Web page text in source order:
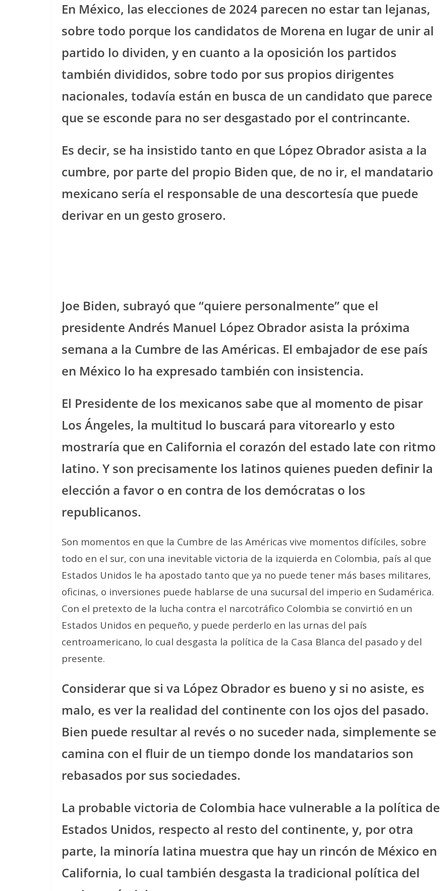
En México, las elecciones de 2024 parecen no estar tan lejanas,
sobre todo porque los candidatos de Morena en lugar de unir al
partido lo dividen, y en cuanto a la oposición los partidos
también divididos, sobre todo por sus propios dirigentes
nacionales, todavía están en busca de un candidato que parece
que se esconde para no ser desgastado por el contrincante.
Es decir, se ha insistido tanto en que López Obrador asista a la
cumbre, por parte del propio Biden que, de no ir, el mandatario
mexicano sería el responsable de una descortesía que puede
derivar en un gesto grosero.
Joe Biden, subrayó que “quiere personalmente” que el
presidente Andrés Manuel López Obrador asista la próxima
semana a la Cumbre de las Américas. El embajador de ese país
en México lo ha expresado también con insistencia.
El Presidente de los mexicanos sabe que al momento de pisar
Los Ángeles, la multitud lo buscará para vitorearlo y esto
mostraría que en California el corazón del estado late con ritmo
latino. Y son precisamente los latinos quienes pueden definir la
elección a favor o en contra de los demócratas o los
republicanos.
Son momentos en que la Cumbre de las Américas vive momentos difíciles, sobre
todo en el sur, con una inevitable victoria de la izquierda en Colombia, país al que
Estados Unidos le ha apostado tanto que ya no puede tener más bases militares,
oficinas, o inversiones puede hablarse de una sucursal del imperio en Sudamérica.
Con el pretexto de la lucha contra el narcotráfico Colombia se convirtió en un
Estados Unidos en pequeño, y puede perderlo en las urnas del país
centroamericano, lo cual desgasta la política de la Casa Blanca del pasado y del
presente.
Considerar que si va López Obrador es bueno y si no asiste, es
malo, es ver la realidad del continente con los ojos del pasado.
Bien puede resultar al revés o no suceder nada, simplemente se
camina con el fluir de un tiempo donde los mandatarios son
rebasados por sus sociedades.
La probable victoria de Colombia hace vulnerable a la política de
Estados Unidos, respecto al resto del continente, y, por otra
parte, la minoría latina muestra que hay un rincón de México en
California, lo cual también desgasta la tradicional política del